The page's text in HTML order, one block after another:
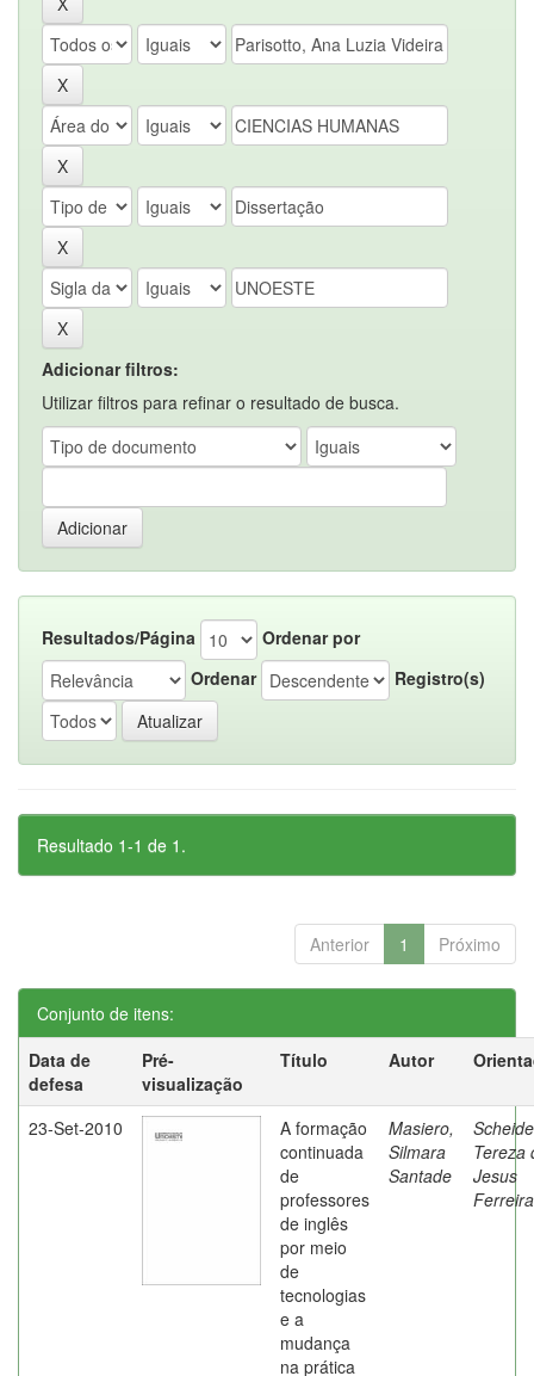
Adicionar filtros:
Utilizar filtros para refinar o resultado de busca.
Resultados/Página
Ordenar por
Ordenar
Registro(s)
Resultado 1-1 de 1.
Anterior 1 Próximo
Conjunto de itens:
Data de
defesa
Pré-
visualização
Título Autor
23-Set-2010
A formação
continuada
de
professores
de inglês
por meio
de
tecnologias
e a
mudança
na prática
Masiero,
Silmara
Santade
Tereza
Jesus
Ferreira